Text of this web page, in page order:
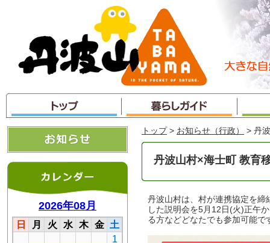
ャ
ン
プ
トップ > お知らせ（行政） > 丹
丹波山村×海士町 教育
丹波山村は、村が連携協定を締
した説明会を5月12日(火)正午
る方などどなたでも参加可能